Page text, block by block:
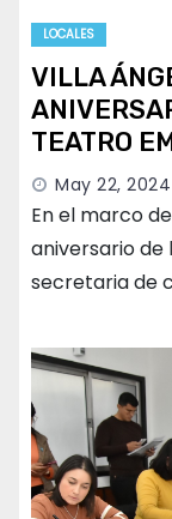
LOCALES
VILLA
TEATRO
May 22, 2024
En el marco
aniversario de
secretaria de